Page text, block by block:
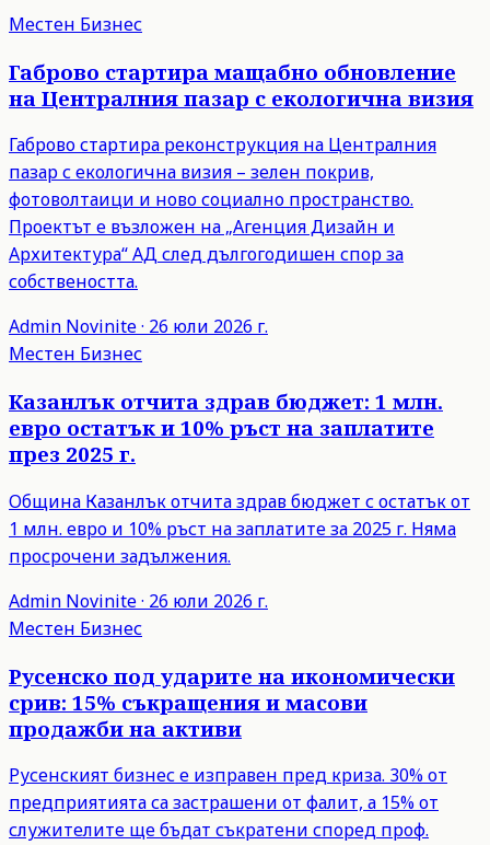
Местен Бизнес
Габрово стартира мащабно обновление
на Централния пазар с екологична визия
Габрово стартира реконструкция на Централния
пазар с екологична визия – зелен покрив,
фотоволтаици и ново социално пространство.
Проектът е възложен на „Агенция Дизайн и
Архитектура“ АД след дългогодишен спор за
собствеността.
Admin Novinite· 26 юли 2026 г.
Местен Бизнес
Казанлък отчита здрав бюджет: 1 млн.
евро остатък и 10% ръст на заплатите
през 2025 г.
Община Казанлък отчита здрав бюджет с остатък от
1 млн. евро и 10% ръст на заплатите за 2025 г. Няма
просрочени задължения.
Admin Novinite· 26 юли 2026 г.
Местен Бизнес
Русенско под ударите на икономически
срив: 15% съкращения и масови
продажби на активи
Русенският бизнес е изправен пред криза. 30% от
предприятията са застрашени от фалит, а 15% от
служителите ще бъдат съкратени според проф.